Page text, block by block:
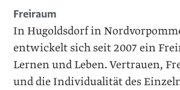
Freiraum
In Hugoldsdorf in
entwickelt sich seit 2007 ein
Lernen und Leben. Vertrauen,
und die Individualität des